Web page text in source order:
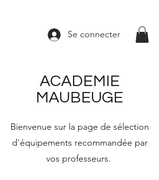
Se connecter
ACADEMIE
MAUBEUGE
Bienvenue sur la page de sélection
d'équipements recommandée par
vos professeurs.